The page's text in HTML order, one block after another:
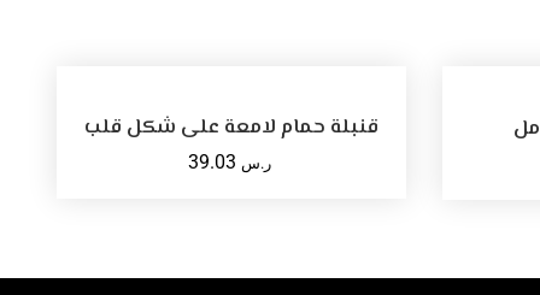
أضف للسلة
قنبلة حمام لامعة على شكل قلب
ر.س